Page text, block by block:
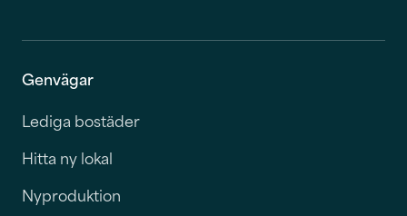
Genvägar
Lediga bostäder
Hitta ny lokal
Nyproduktion